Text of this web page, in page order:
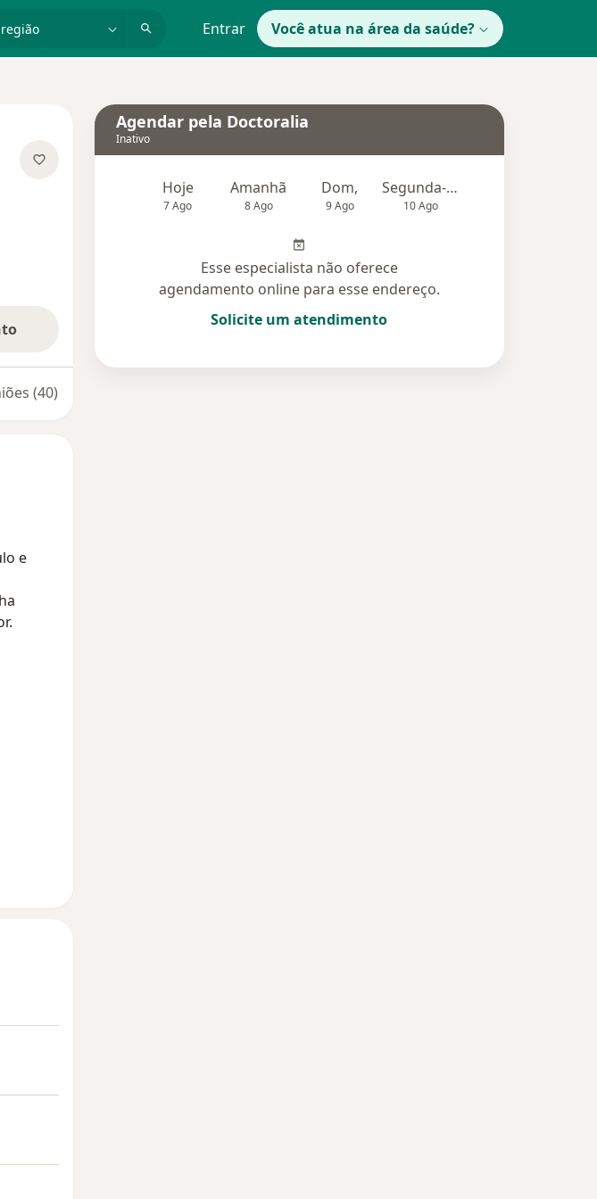
Entrar Você atua na área da saúde?
(40)
Agendar pela Doctoralia
Inativo
Hoje
7 Ago
Amanhã
8 Ago
Dom,
9 Ago
Segunda-feira
10 Ago
Esse especialista não oferece
agendamento online para esse endereço.
Solicite um atendimento